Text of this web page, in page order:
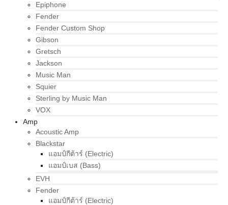
Epiphone
Fender
Fender Custom Shop
Gibson
Gretsch
Jackson
Music Man
Squier
Sterling by Music Man
VOX
Amp
Acoustic Amp
Blackstar
แอมป์กีต้าร์ (Electric)
แอมป์เบส (Bass)
EVH
Fender
แอมป์กีต้าร์ (Electric)